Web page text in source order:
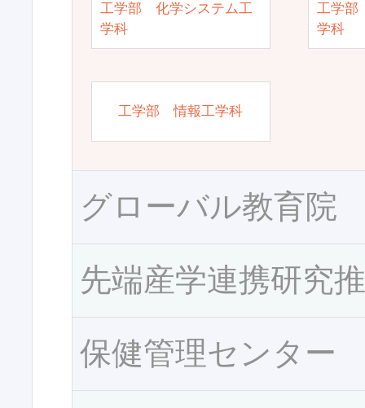
工学部 化学システム工
学科
工学部
学科
工学部 情報工学科
グローバル教育院
先端産学連携研究
保健管理センター